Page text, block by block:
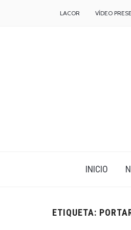
LACOR VÍDEO
INICIO
ETIQUETA: